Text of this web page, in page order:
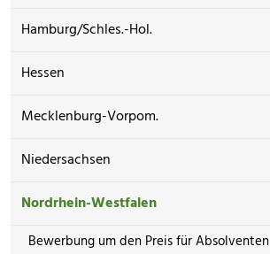
Hamburg/Schles.-Hol.
Hessen
Mecklenburg-Vorpom.
Niedersachsen
Nordrhein-Westfalen
Bewerbung um den Preis für Absolventen